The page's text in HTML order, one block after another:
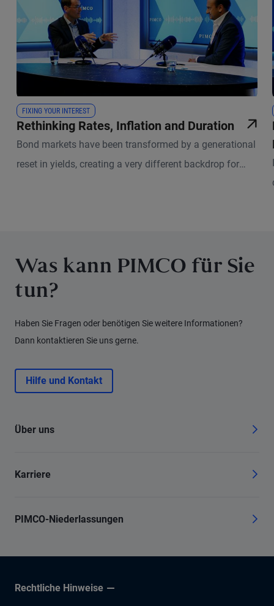
FIXING YOUR INTEREST
Rethinking Rates, Inflation and Duration
Bond markets have been transformed by a generational
reset in yields, creating a very different backdrop for
Was kann PIMCO für Sie
tun?
Haben Sie Fragen oder benötigen Sie weitere Informationen?
Dann kontaktieren Sie uns gerne.
Hilfe und Kontakt
Über uns
Karriere
PIMCO-Niederlassungen
Rechtliche Hinweise